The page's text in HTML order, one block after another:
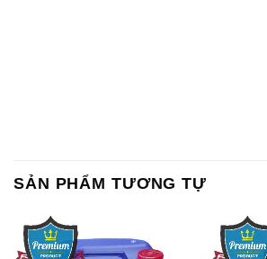
SẢN PHẨM TƯƠNG TỰ